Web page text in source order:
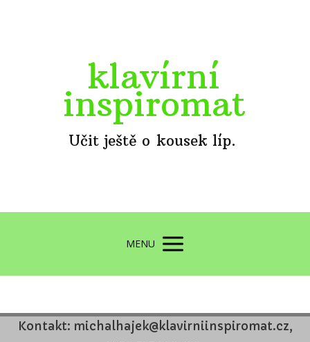
klavírní
inspiromat
Učit ještě o kousek líp.
MENU
Kontakt: michalhajek@klavirniinspiromat.cz,